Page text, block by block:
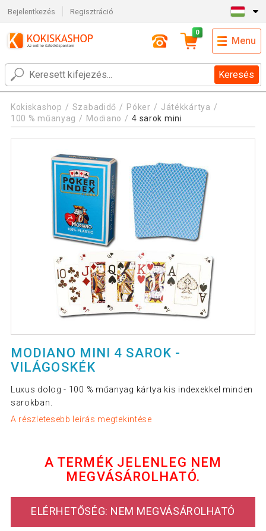
Bejelentkezés Regisztráció
Keresés
0
Menu
Kokiskashop Szabadidő Póker
Játékkártya
100 % műanyag
Modiano 4 sarok mini
MODIANO MINI 4 SAROK -
VILÁGOSKÉK
Luxus dolog - 100 % műanyag kártya kis indexekkel minden
sarokban.
A részletesebb leírás megtekintése
A TERMÉK JELENLEG NEM
MEGVÁSÁROLHATÓ.
ELÉRHETŐSÉG: NEM MEGVÁSÁROLHATÓ